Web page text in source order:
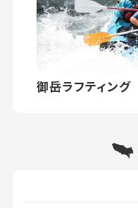
御岳ラフティング